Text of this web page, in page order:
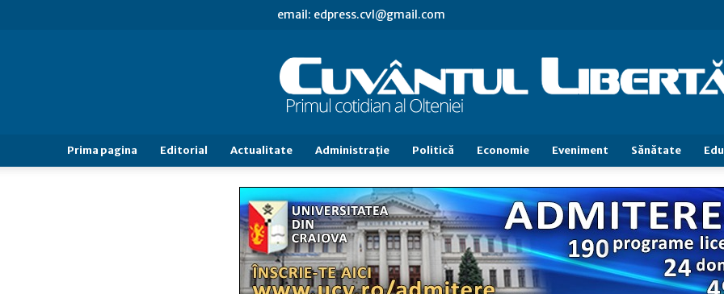
email: edpress.cvl@gmail.com
Cuvântul
Libertăţii
Prima pagina Editorial Actualitate Administraţie Politică Economie Eveniment Sănătate